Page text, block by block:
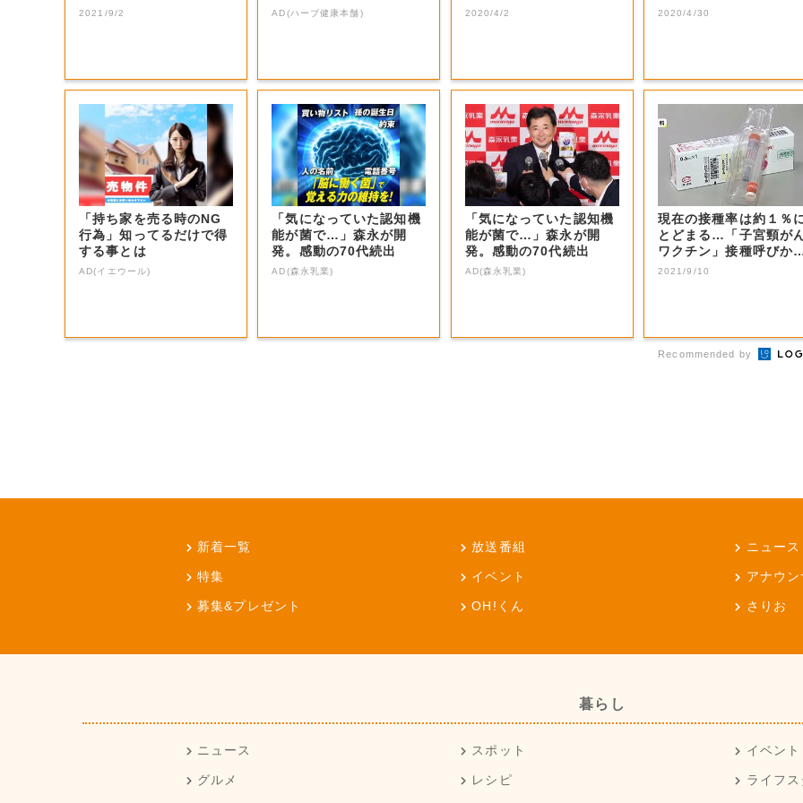
山・新庄村】
2021/9/2 AD(ハーブ健康本舗) 社員と１０代の大...
2020/4/2 2020/4/30
「持ち家を売る時のNG
行為」知ってるだけで得
する事とは
AD(イエウール)
「気になっていた認知機
能が菌で…」森永が開
発。感動の70代続出
AD(森永乳業)
「気になっていた認知機
能が菌で…」森永が開
発。感動の70代続出
AD(森永乳業)
現在の接種率は約１％
とどまる…「子宮頸が
ワクチン」接種呼びか
を 中国知事会...
2021/9/10
Recommended by
新着一覧 放送番組 ニュース
特集 イベント アナウン
募集&プレゼント OH!くん さりお
暮らし
ニュース スポット イベント
グルメ レシピ ライフ